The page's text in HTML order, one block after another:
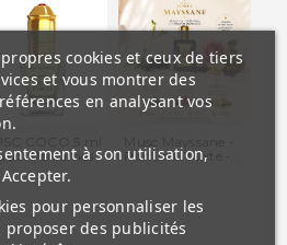
Perfumes
Parfum : Mixte -...
cookies et ceux de tiers
et vous montrer des
en analysant vos
à son utilisation,
pour personnaliser les
proposer des publicités